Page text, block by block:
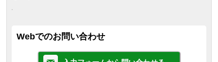
Webでのお問い合わせ